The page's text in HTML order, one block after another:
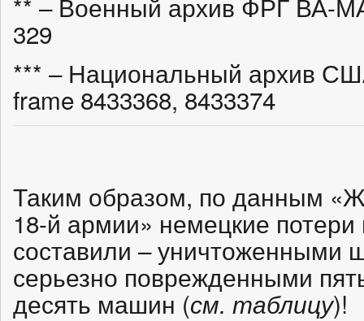
329
*** – Национальный архив
frame 8433368, 8433374
Таким образом, по данным
18-й армии» немецкие потери
составили – уничтоженными
серьезно поврежденными
десять машин (см. таблицу)!